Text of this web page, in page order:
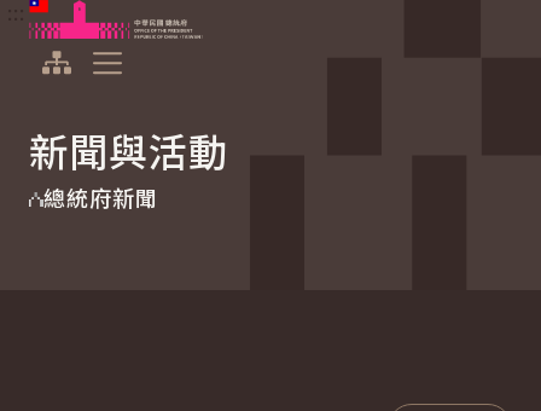
跳到主要內容
中華民國總統府
新聞與活動
總統府新聞